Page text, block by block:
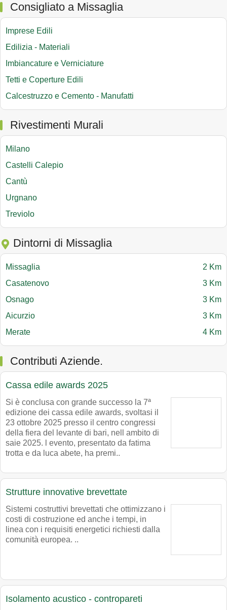
Consigliato a Missaglia
Imprese Edili
Edilizia - Materiali
Imbiancature e Verniciature
Tetti e Coperture Edili
Calcestruzzo e Cemento - Manufatti
Rivestimenti Murali
Milano
Castelli Calepio
Cantù
Urgnano
Treviolo
Dintorni di Missaglia
Missaglia
2 Km
Casatenovo
3 Km
Osnago
3 Km
Aicurzio
3 Km
Merate
4 Km
Contributi Aziende.
Cassa edile awards 2025
Si è conclusa con grande successo la 7ª
edizione dei cassa edile awards, svoltasi il
23 ottobre 2025 presso il centro congressi
della fiera del levante di bari, nell ambito di
saie 2025. l evento, presentato da fatima
trotta e da luca abete, ha premi..
Strutture innovative brevettate
Sistemi costruttivi brevettati che ottimizzano i
costi di costruzione ed anche i tempi, in
linea con i requisiti energetici richiesti dalla
comunità europea. ..
Isolamento acustico - contropareti